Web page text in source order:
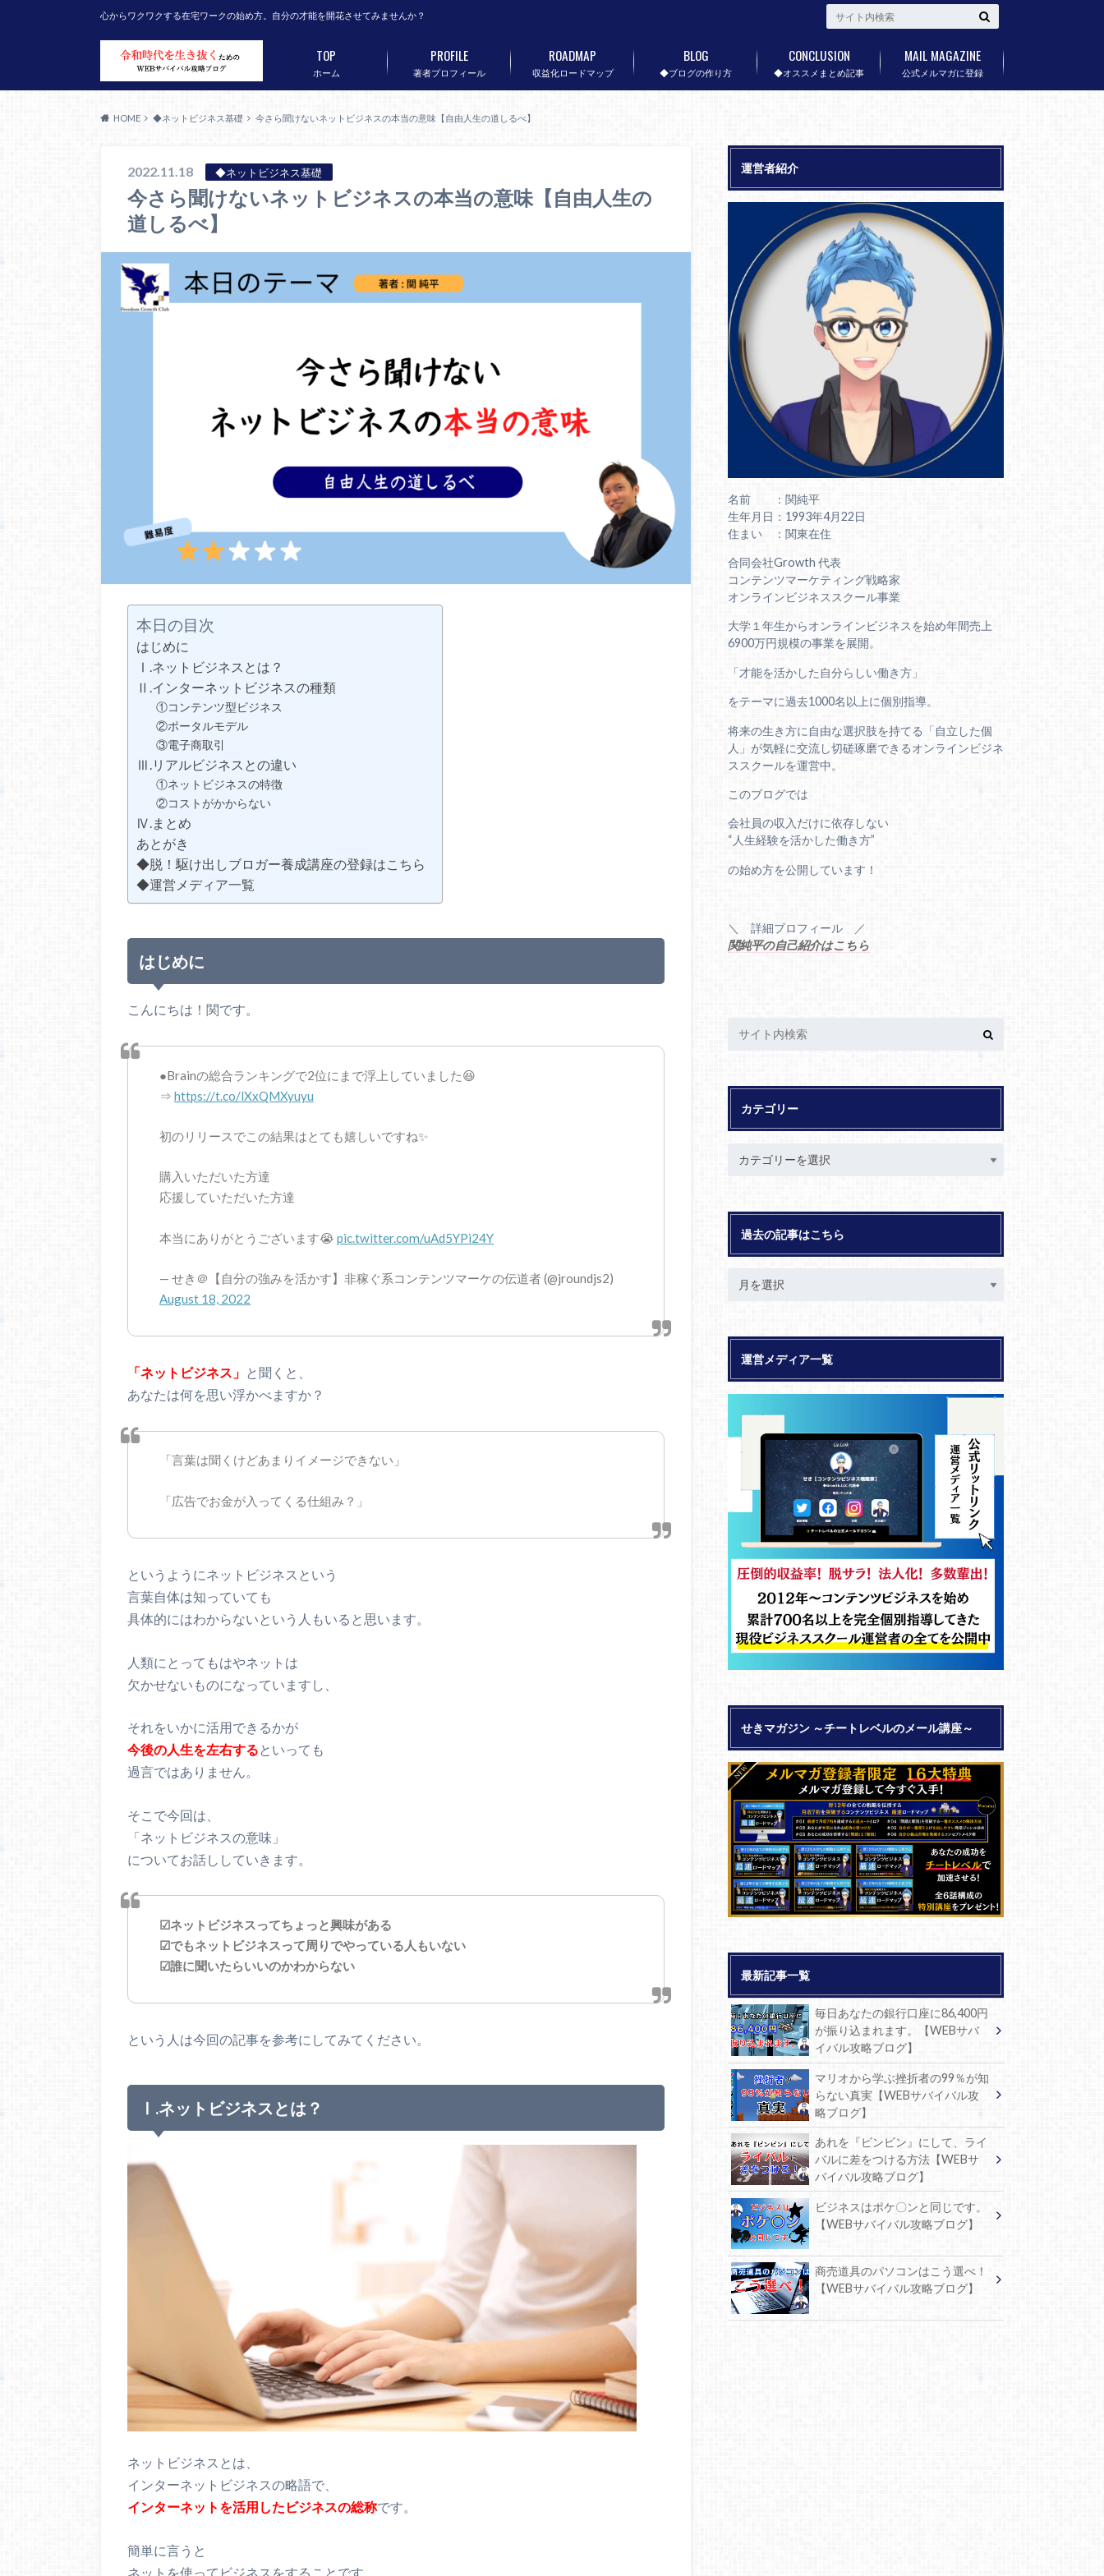
心からワクワクする在宅ワークの始め方。自分の才能を開花させてみませんか？
ホーム
TOP
著者プロフィール
PROFILE
収益化ロードマップ
ROADMAP
◆ブログの作り方
BLOG
◆オススメまとめ記事
CONCLUSION
公式メルマガに登録
MAIL MAGAZINE
HOME ◆ネットビジネス基礎 今さら聞けないネットビジネスの本当の意味【自由人生の道しるべ】
2022.11.18 ◆ネットビジネス基礎
今さら聞けないネットビジネスの本当の意味【自由人生の
道しるべ】
本日の目次
はじめに
Ⅰ.ネットビジネスとは？
Ⅱ.インターネットビジネスの種類
①コンテンツ型ビジネス
②ポータルモデル
③電子商取引
Ⅲ.リアルビジネスとの違い
①ネットビジネスの特徴
②コストがかからない
Ⅳ.まとめ
あとがき
◆脱！駆け出しブロガー養成講座の登録はこちら
◆運営メディア一覧
はじめに
こんにちは！関です。
●Brainの総合ランキングで2位にまで浮上していました😆
⇒ https://t.co/lXxQMXyuyu
初のリリースでこの結果はとても嬉しいですね✨
購入いただいた方達
応援していただいた方達
本当にありがとうございます😭 pic.twitter.com/uAd5YPi24Y
— せき＠【自分の強みを活かす】非稼ぐ系コンテンツマーケの伝道者 (@jroundjs2)
August 18, 2022
「ネットビジネス」 と聞くと、
あなたは何を思い浮かべますか？
「言葉は聞くけどあまりイメージできない」
「広告でお金が入ってくる仕組み？」
というようにネットビジネスという
言葉自体は知っていても
具体的にはわからないという人もいると思います。
人類にとってもはやネットは
欠かせないものになっていますし、
それをいかに活用できるかが
今後の人生を左右する といっても
過言ではありません。
そこで今回は、
「ネットビジネスの意味」
についてお話ししていきます。
☑ネットビジネスってちょっと興味がある
☑でもネットビジネスって周りでやっている人もいない
☑誰に聞いたらいいのかわからない
という人は今回の記事を参考にしてみてください。
Ⅰ.ネットビジネスとは？
ネットビジネスとは、
インターネットビジネスの略語で、
インターネットを活用したビジネスの総称です。
簡単に言うと
ネットを使ってビジネスをすることです。
運営者紹介
名前 ：関純平
生年月日：1993年4月22日
住まい ：関東在住
合同会社Growth 代表
コンテンツマーケティング戦略家
オンラインビジネススクール事業
大学１年生からオンラインビジネスを始め年間売上
6900万円規模の事業を展開。
「才能を活かした自分らしい働き方」
をテーマに過去1000名以上に個別指導。
将来の生き方に自由な選択肢を持てる「自立した個
人」が気軽に交流し切磋琢磨できるオンラインビジネ
ススクールを運営中。
このブログでは
会社員の収入だけに依存しない
“人生経験を活かした働き方”
の始め方を公開しています！
＼ 詳細プロフィール ／
関純平の自己紹介はこちら
カテゴリー
過去の記事はこちら
運営メディア一覧
せきマガジン ～チートレベルのメール講座～
最新記事一覧
毎日あなたの銀行口座に86,400円
が振り込まれます。【WEBサバ
イバル攻略ブログ】
マリオから学ぶ挫折者の99％が知
らない真実【WEBサバイバル攻
略ブログ】
あれを『ビンビン』にして、ライ
バルに差をつける方法【WEBサ
バイバル攻略ブログ】
ビジネスはポケ〇ンと同じです。
【WEBサバイバル攻略ブログ】
商売道具のパソコンはこう選べ！
【WEBサバイバル攻略ブログ】